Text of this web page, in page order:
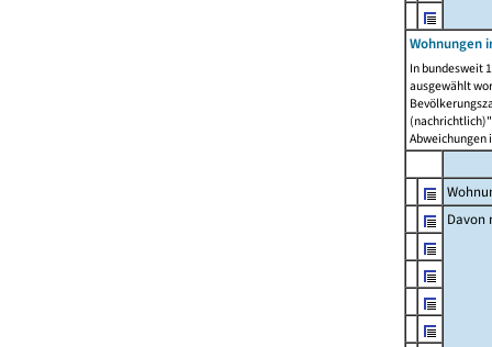
Wohnungen
In bundesweit
ausgewählt
Abweichungen
Davon